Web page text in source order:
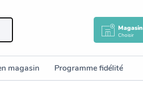
Magasin
Choisir
magasin Programme fidélité